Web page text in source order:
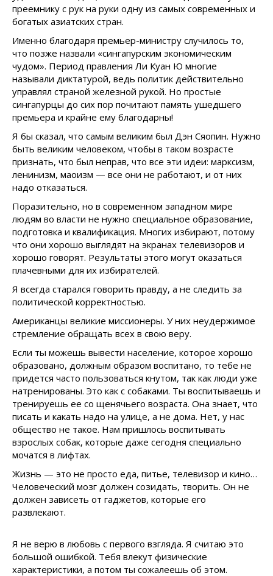
преемнику с рук на руки одну из самых современных и
богатых азиатских стран.
Именно благодаря премьер-министру случилось то,
что позже назвали «сингапурским экономическим
чудом». Период правления Ли Куан Ю многие
называли диктатурой, ведь политик действительно
управлял страной железной рукой. Но простые
сингапурцы до сих пор почитают память ушедшего
премьера и крайне ему благодарны!
Я бы сказал, что самым великим был Дэн Сяопин. Нужно
быть великим человеком, чтобы в таком возрасте
признать, что был неправ, что все эти идеи: марксизм,
ленинизм, маоизм — все они не работают, и от них
надо отказаться.
Поразительно, но в современном западном мире
людям во власти не нужно специальное образование,
подготовка и квалификация. Многих избирают, потому
что они хорошо выглядят на экранах телевизоров и
хорошо говорят. Результаты этого могут оказаться
плачевными для их избирателей.
Я всегда старался говорить правду, а не следить за
политической корректностью.
Американцы великие миссионеры. У них неудержимое
стремление обращать всех в свою веру.
Если ты можешь вывести население, которое хорошо
образовано, должным образом воспитано, то тебе не
придется часто пользоваться кнутом, так как люди уже
натренированы. Это как с собаками. Ты воспитываешь и
тренируешь ее со щенячьего возраста. Она знает, что
писать и какать надо на улице, а не дома. Нет, у нас
общество не такое. Нам пришлось воспитывать
взрослых собак, которые даже сегодня специально
мочатся в лифтах.
Жизнь — это не просто еда, питье, телевизор и кино…
Человеческий мозг должен созидать, творить. Он не
должен зависеть от гаджетов, которые его
развлекают.
Я не верю в любовь с первого взгляда. Я считаю это
большой ошибкой. Тебя влекут физические
характеристики, а потом ты сожалеешь об этом.